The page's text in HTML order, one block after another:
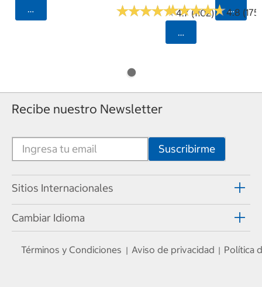
Seleccionar Código Postal
★★★★★
★★★★★4.7 (1102)
★★★★★
★★★★★4.8 (175)
Seleccionar
Recibe nuestro Newsletter
Sitios Internacionales
Cambiar Idioma
Términos y Condiciones | Aviso de privacidad | Política